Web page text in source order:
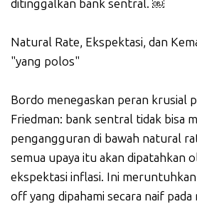
ditinggalkan bank sentral. ￼
Natural Rate, Ekspektasi, dan
"yang polos"
Bordo menegaskan peran krusial
Friedman: bank sentral tidak bisa
pengangguran di bawah natural
semua upaya itu akan dipatahkan
ekspektasi inflasi. Ini
off yang dipahami secara naif pada